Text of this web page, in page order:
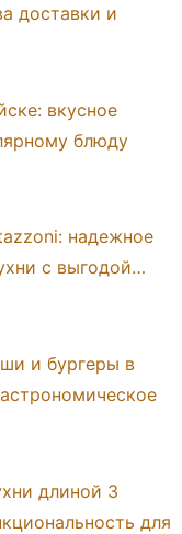
доставки и
вкусное
блюду
надежное
с выгодой…
и бургеры в
длиной 3
для